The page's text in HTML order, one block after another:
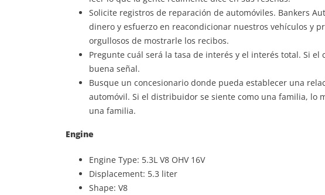
Solicite registros de reparación de automóviles. Bankers
dinero y esfuerzo en reacondicionar nuestros vehículos y
orgullosos de mostrarle los recibos.
Pregunte cuál será la tasa de interés y el interés total. Si
buena señal.
Busque un concesionario donde pueda establecer una
automóvil. Si el distribuidor se siente como una familia, lo
una familia.
Engine
Engine Type: 5.3L V8 OHV 16V
Displacement: 5.3 liter
Shape: V8